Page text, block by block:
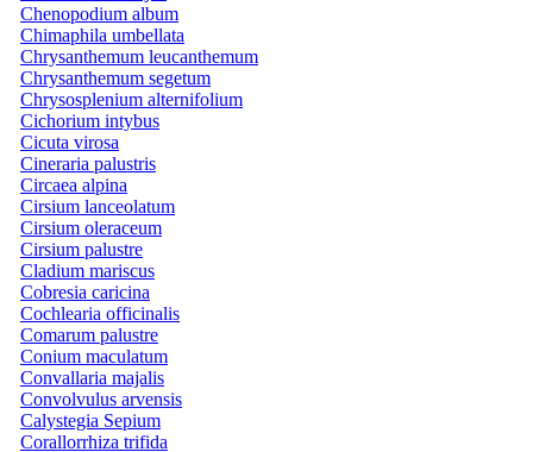
Chenopodium album
Chimaphila umbellata
Chrysanthemum leucanthemum
Chrysanthemum segetum
Chrysosplenium alternifolium
Cichorium intybus
Cicuta virosa
Cineraria palustris
Circaea alpina
Cirsium lanceolatum
Cirsium oleraceum
Cirsium palustre
Cladium mariscus
Cobresia caricina
Cochlearia officinalis
Comarum palustre
Conium maculatum
Convallaria majalis
Convolvulus arvensis
Calystegia Sepium
Corallorrhiza trifida